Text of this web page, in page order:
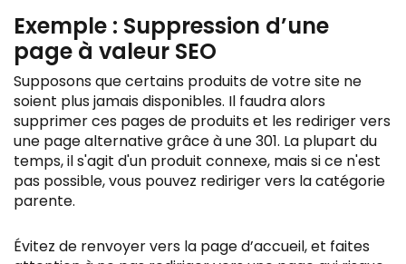
Exemple : Suppression d’une
page à valeur SEO
Supposons que certains produits de votre site ne
soient plus jamais disponibles. Il faudra alors
supprimer ces pages de produits et les rediriger vers
une page alternative grâce à une 301. La plupart du
temps, il s'agit d'un produit connexe, mais si ce n'est
pas possible, vous pouvez rediriger vers la catégorie
parente.
Évitez de renvoyer vers la page d’accueil, et faites